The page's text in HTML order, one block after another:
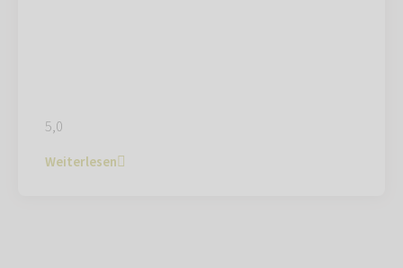
5,0
Weiterlesen